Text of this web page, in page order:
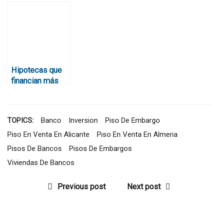
Hipotecas que
financian más
años
TOPICS: Banco Inversion
Piso De Embargo
Piso En Venta En Alicante
Piso En Venta En Almeria
Pisos De Bancos
Pisos De Embargos
Viviendas De Bancos
Previous post Next post